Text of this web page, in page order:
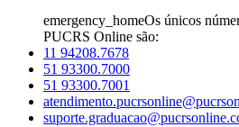
emergency_homeOs únicos
PUCRS Online são:
11 94208.7678
51 93300.7000
51 93300.7001